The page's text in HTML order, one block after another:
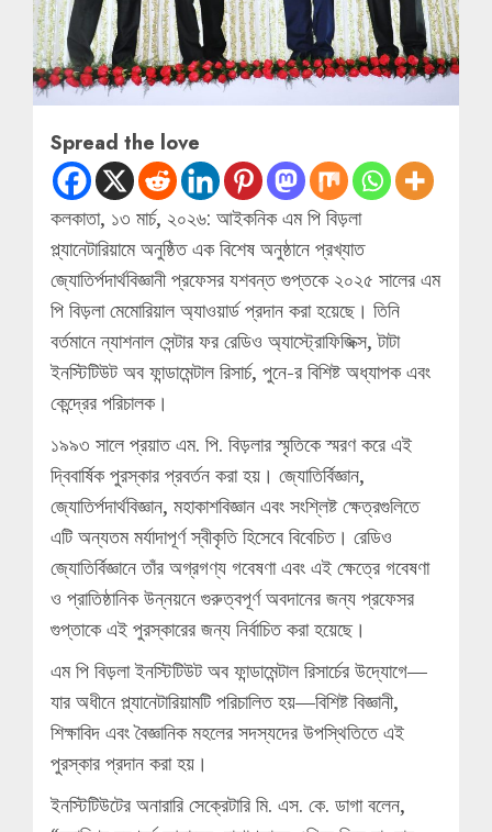
Spread the love
কলকাতা, ১৩ মার্চ, ২০২৬: আইকনিক এম পি বিড়লা
প্ল্যানেটারিয়ামে অনুষ্ঠিত এক বিশেষ অনুষ্ঠানে প্রখ্যাত
জ্যোতির্পদার্থবিজ্ঞানী প্রফেসর যশবন্ত গুপ্তকে ২০২৫ সালের এম
পি বিড়লা মেমোরিয়াল অ্যাওয়ার্ড প্রদান করা হয়েছে। তিনি
বর্তমানে ন্যাশনাল সেন্টার ফর রেডিও অ্যাস্ট্রোফিজিক্স, টাটা
ইনস্টিটিউট অব ফান্ডামেন্টাল রিসার্চ, পুনে-র বিশিষ্ট অধ্যাপক এবং
কেন্দ্রের পরিচালক।
১৯৯৩ সালে প্রয়াত এম. পি. বিড়লার স্মৃতিকে স্মরণ করে এই
দ্বিবার্ষিক পুরস্কার প্রবর্তন করা হয়। জ্যোতির্বিজ্ঞান,
জ্যোতির্পদার্থবিজ্ঞান, মহাকাশবিজ্ঞান এবং সংশ্লিষ্ট ক্ষেত্রগুলিতে
এটি অন্যতম মর্যাদাপূর্ণ স্বীকৃতি হিসেবে বিবেচিত। রেডিও
জ্যোতির্বিজ্ঞানে তাঁর অগ্রগণ্য গবেষণা এবং এই ক্ষেত্রে গবেষণা
ও প্রাতিষ্ঠানিক উন্নয়নে গুরুত্বপূর্ণ অবদানের জন্য প্রফেসর
গুপ্তাকে এই পুরস্কারের জন্য নির্বাচিত করা হয়েছে।
এম পি বিড়লা ইনস্টিটিউট অব ফান্ডামেন্টাল রিসার্চের উদ্যোগে—
যার অধীনে প্ল্যানেটারিয়ামটি পরিচালিত হয়—বিশিষ্ট বিজ্ঞানী,
শিক্ষাবিদ এবং বৈজ্ঞানিক মহলের সদস্যদের উপস্থিতিতে এই
পুরস্কার প্রদান করা হয়।
ইনস্টিটিউটের অনারারি সেক্রেটারি মি. এস. কে. ডাগা বলেন,